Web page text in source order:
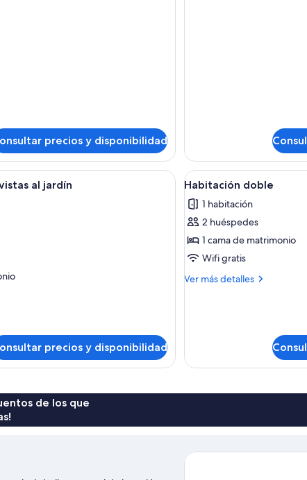
precios y disponibilidad
con silla.Un dormitorio con cama, un escritorio, una silla, un aparador y
al jardín
precios y disponibilidad
Abrir
todas
las
fotos
de
Habitación
doble
3
Habitación doble
1 habitación
2 huéspedes
1 cama de matrimonio
Wifi gratis
Ver más detalles
Más
de los que